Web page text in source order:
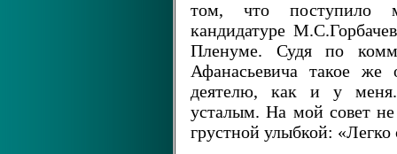
том, что поступило
кандидатуре
Пленуме. Судя по
Афанасьевича такое же
деятелю, как и у меня.
усталым. На мой совет не
грустной улыбкой: «Легко